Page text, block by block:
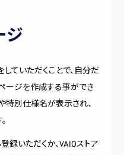
ジ
ていただくことで、自分だ
ージを作成する事ができ
特別仕様名が表示され、
録いただくか、VAIOストア